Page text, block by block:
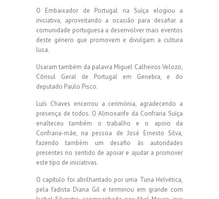
O Embaixador de Portugal na Suíça elogiou a
iniciativa, aproveitando a ocasião para desafiar a
comunidade portuguesa a desenvolver mais eventos
deste género que promovem e divulgam a cultura
lusa.
Usaram também da palavra Miguel Calheiros Velozo,
Cônsul Geral de Portugal em Genebra, e do
deputado Paulo Pisco.
Luís Chaves encerrou a cerimónia, agradecendo a
presença de todos. O Almoxarife da Confraria Suíça
enalteceu também o trabalho e o apoio da
Confraria-mãe, na pessoa de José Ernesto Silva,
fazendo também um desafio às autoridades
presentes no sentido de apoiar e ajudar a promover
este tipo de iniciativas.
O capítulo foi abrilhantado por uma Tuna Helvética,
pela fadista Diana Gil e terminou em grande com